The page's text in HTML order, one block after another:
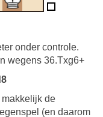
onder controle.
wegens 36.Txg6+
de
(en daarom